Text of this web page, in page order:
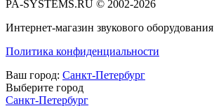
PA-SYSTEMS.RU © 2002-2026
Интернет-магазин звукового оборудования
Политика конфиденциальности
Ваш город: Санкт-Петербург
Выберите город
Санкт-Петербург